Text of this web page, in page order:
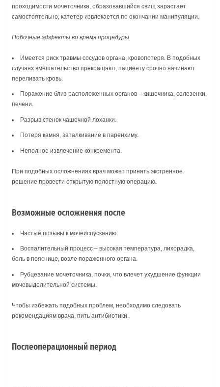
проходимости мочеточника, образовавшийся свищ зарастает
самостоятельно, катетер извлекается по окончании манипуляции.
Побочные эффекты во время процедуры
Имеется риск травмы сосудов органа, кровопотеря. В подобных
случаях вмешательство прекращают, пациенту срочно начинают
переливать кровь.
Поражение близ расположенных органов – кишечника, селезенки,
печени.
Разрыв стенок чашечной лоханки.
Потеря камня, заталкивание в паренхиму.
Неполное извлечение конкремента.
При подобных осложнениях врач может принять экстренное
решение провести открытую полостную операцию.
Возможные осложнения после
Частые позывы к мочеиспусканию.
Воспалительный процесс – высокая температура, лихорадка,
боль в пояснице, возле пораженного органа.
Рубцевание мочеточника, почки, что влечет ухудшение функции
мочевыделительной системы.
Чтобы избежать подобных проблем, необходимо следовать
рекомендациям врача, пить антибиотики.
Послеоперационный период